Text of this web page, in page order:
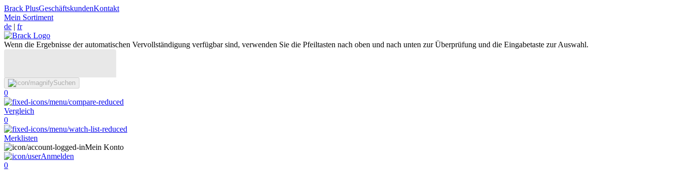
Brack PlusGeschäftskundenKontakt
Mein Sortiment
de | fr
Wenn die Ergebnisse der automatischen Vervollständigung verfügbar sind, verwenden Sie die Pfeiltasten nach oben und nach unten zur Überprüfung und die Eingabetaste zur Auswahl.
Suchen
0
Vergleich
0
Merklisten
Mein Konto
Anmelden
0